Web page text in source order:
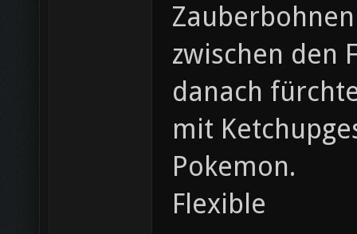
zwischen den
danach
mit
Pokemon.
Flexible